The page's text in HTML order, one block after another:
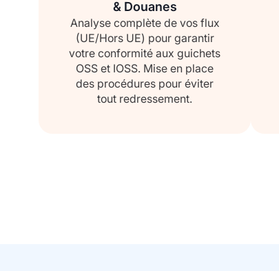
& Douanes
Analyse complète de vos flux
(UE/Hors UE) pour garantir
votre conformité aux guichets
OSS et IOSS. Mise en place
des procédures pour éviter
tout redressement.